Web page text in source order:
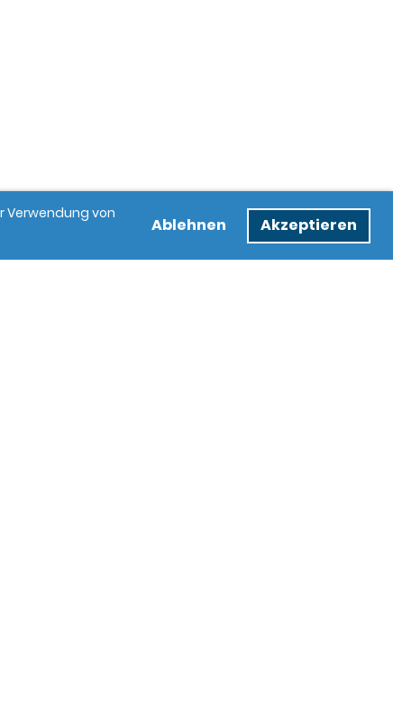
Verwendung von
Ablehnen Akzeptieren